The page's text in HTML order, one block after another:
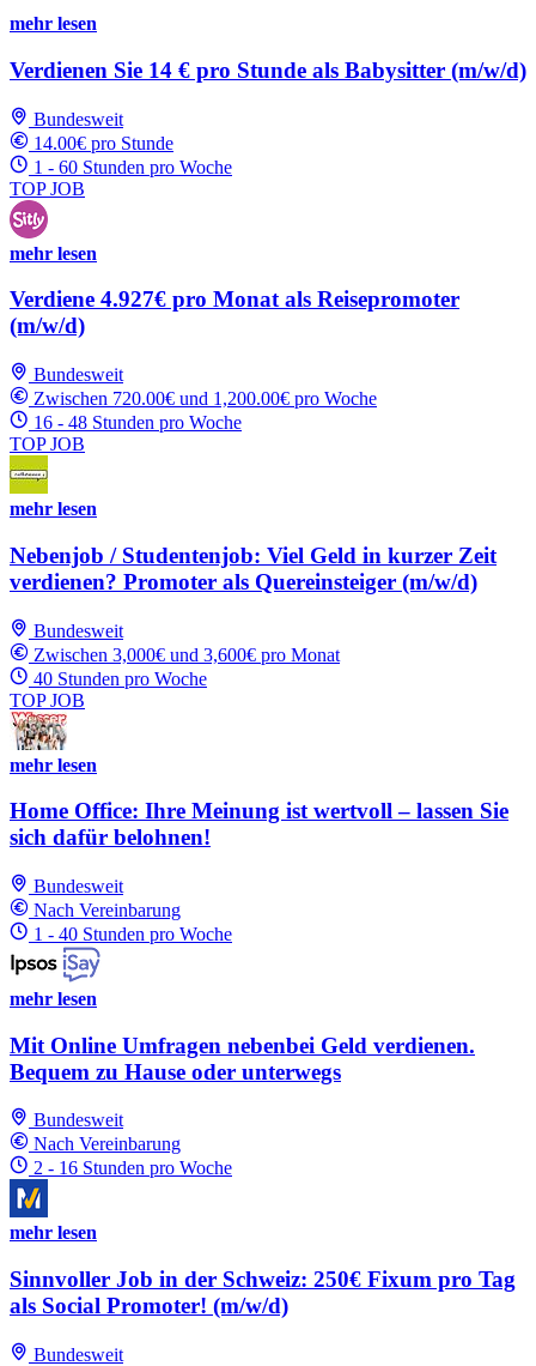
mehr lesen
Verdienen Sie 14 € pro Stunde als Babysitter (m/w/d)
Bundesweit
14.00€ pro Stunde
1 - 60 Stunden pro Woche
TOP JOB
mehr lesen
Verdiene 4.927€ pro Monat als Reisepromoter
(m/w/d)
Bundesweit
Zwischen 720.00€ und 1,200.00€ pro Woche
16 - 48 Stunden pro Woche
TOP JOB
mehr lesen
Nebenjob / Studentenjob: Viel Geld in kurzer Zeit
verdienen? Promoter als Quereinsteiger (m/w/d)
Bundesweit
Zwischen 3,000€ und 3,600€ pro Monat
40 Stunden pro Woche
TOP JOB
mehr lesen
Home Office: Ihre Meinung ist wertvoll – lassen Sie
sich dafür belohnen!
Bundesweit
Nach Vereinbarung
1 - 40 Stunden pro Woche
mehr lesen
Mit Online Umfragen nebenbei Geld verdienen.
Bequem zu Hause oder unterwegs
Bundesweit
Nach Vereinbarung
2 - 16 Stunden pro Woche
mehr lesen
Sinnvoller Job in der Schweiz: 250€ Fixum pro Tag
als Social Promoter! (m/w/d)
Bundesweit